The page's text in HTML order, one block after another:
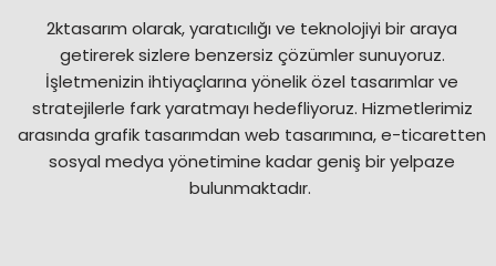
2ktasarım olarak, yaratıcılığı ve teknolojiyi bir araya
getirerek sizlere benzersiz çözümler sunuyoruz.
İşletmenizin ihtiyaçlarına yönelik özel tasarımlar ve
stratejilerle fark yaratmayı hedefliyoruz. Hizmetlerimiz
arasında grafik tasarımdan web tasarımına, e-ticaretten
sosyal medya yönetimine kadar geniş bir yelpaze
bulunmaktadır.